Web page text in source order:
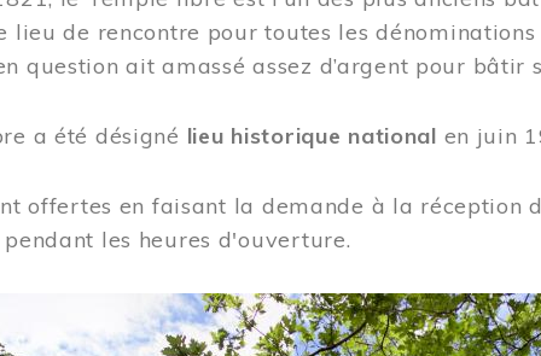
lieu de rencontre pour toutes les
question ait amassé assez d’argent pour bâtir
a été désigné lieu historique national en juin
offertes en faisant la demande à la réception
les heures d'ouverture.